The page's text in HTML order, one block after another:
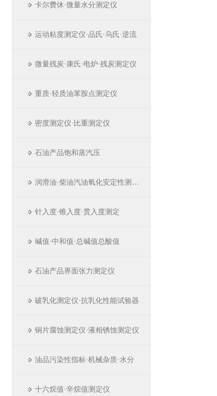
卡尔费休·微量水分测定仪
运动粘度测定仪·品氏·乌氏·逆流
微量残炭·康氏·电炉·残炭测定仪
重质·轻质油苯胺点测定仪
密度测定仪·比重测定仪
石油产品饱和蒸汽压
润滑油·柴油汽油氧化安定性测定仪
针入度·锥入度·贯入度测定
碱值·中和值·总碱值总酸值
石油产品界面张力测定仪
破乳化测定仪·抗乳化性能试验器
铜片腐蚀测定仪·液相锈蚀测定仪
油品污染性指标·机械杂质·水分
十六烷值·辛烷值测定仪